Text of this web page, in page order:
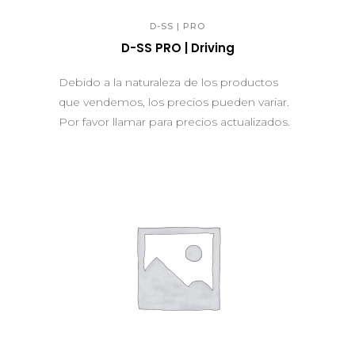
D-SS | PRO
D-SS PRO | Driving
Debido a la naturaleza de los productos
que vendemos, los precios pueden variar.
Por favor llamar para precios actualizados.